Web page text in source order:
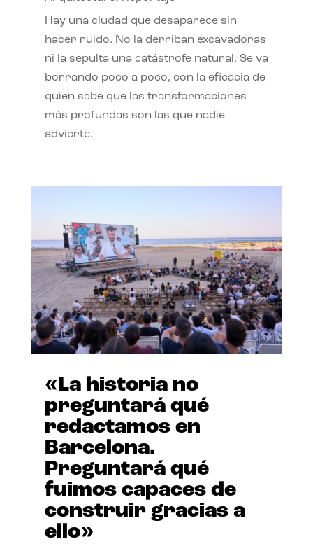
Hay una ciudad que desaparece sin
hacer ruido. No la derriban excavadoras
ni la sepulta una catástrofe natural. Se va
borrando poco a poco, con la eficacia de
quien sabe que las transformaciones
más profundas son las que nadie
advierte.
«La historia no
preguntará qué
redactamos en
Barcelona.
Preguntará qué
fuimos capaces de
construir gracias a
ello»